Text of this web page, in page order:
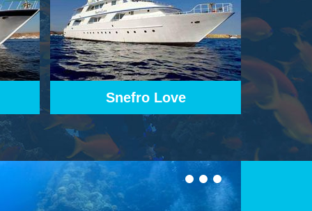
Snefro Target